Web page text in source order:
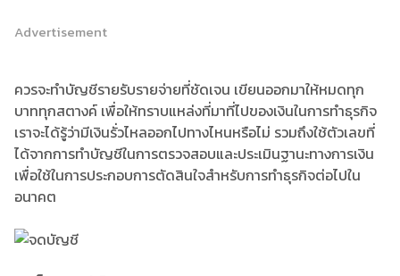
Advertisement
ควรจะทำบัญชีรายรับรายจ่ายที่ชัดเจน เขียนออกมาให้หมดทุก
บาททุกสตางค์ เพื่อให้ทราบแหล่งที่มาที่ไปของเงินในการทำธุรกิจ
เราจะได้รู้ว่ามีเงินรั่วไหลออกไปทางไหนหรือไม่ รวมถึงใช้ตัวเลขที่
ได้จากการทำบัญชีในการตรวจสอบและประเมินฐานะทางการเงิน
เพื่อใช้ในการประกอบการตัดสินใจสำหรับการทำธุรกิจต่อไปใน
อนาคต